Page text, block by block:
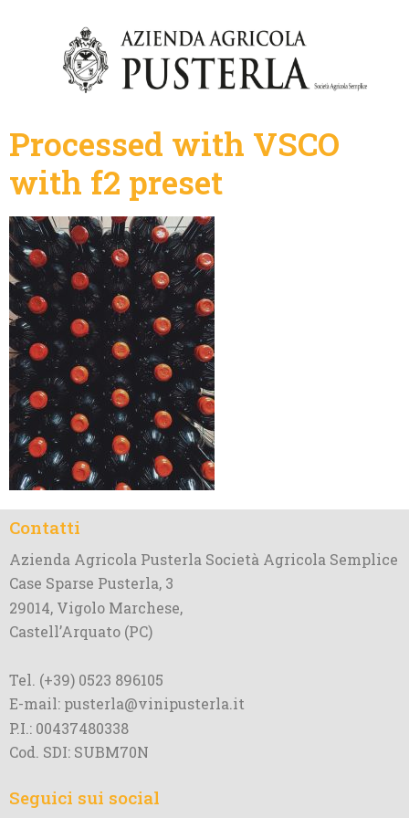
Processed with VSCO
with f2 preset
Contatti
Azienda Agricola Pusterla Società Agricola Semplice
Case Sparse Pusterla, 3
29014, Vigolo Marchese,
Castell’Arquato (PC)
Tel. (+39) 0523 896105
E-mail: pusterla@vinipusterla.it
P.I.: 00437480338
Cod. SDI: SUBM70N
Seguici sui social